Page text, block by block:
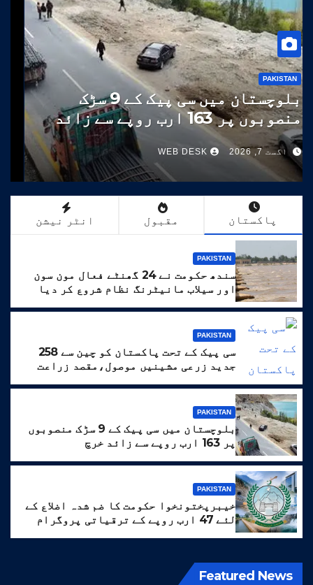
PAKISTAN
بلوچستان میں سی پیک کے 9 سڑک
منصوبوں پر 163 ارب روپے سے زائد
خرچ
اگست 7, 2026 WEB DESK
پاکستان مقبول انٹر نیشن
PAKISTAN
سندھ حکومت نے 24 گھنٹے فعال مون سون
اور سیلاب مانیٹرنگ نظام شروع کر دیا
PAKISTAN
سی پیک کے تحت پاکستان کو چین سے 258
جدید زرعی مشینیں موصول،مقصد زراعت
PAKISTAN
بلوچستان میں سی پیک کے 9 سڑک منصوبوں
پر 163 ارب روپے سے زائد خرچ
PAKISTAN
خیبرپختونخوا حکومت کا ضم شدہ اضلاع کے
لئے 47 ارب روپے کے ترقیاتی پروگرام
Featured News